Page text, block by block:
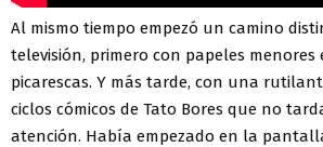
Al mismo tiempo empezó un camino
televisión, primero con papeles
picarescas. Y más tarde, con una
ciclos cómicos de Tato Bores que no
atención. Había empezado en la